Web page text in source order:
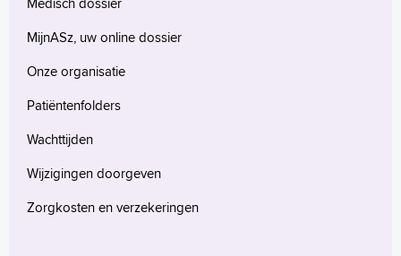
MijnASz, uw online dossier
Onze organisatie
Patiëntenfolders
Wachttijden
Wijzigingen doorgeven
Zorgkosten en verzekeringen